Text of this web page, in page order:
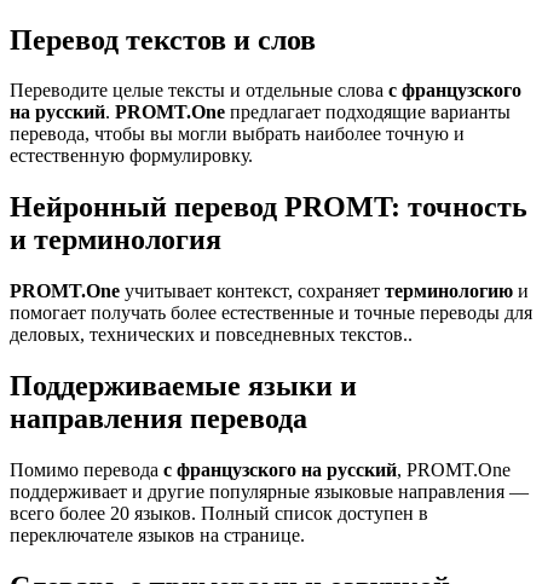
Перевод текстов и слов
Переводите целые тексты и отдельные слова с французского
на русский. PROMT.One предлагает подходящие варианты
перевода, чтобы вы могли выбрать наиболее точную и
естественную формулировку.
Нейронный перевод PROMT: точность
и терминология
PROMT.One учитывает контекст, сохраняет терминологию и
помогает получать более естественные и точные переводы для
деловых, технических и повседневных текстов..
Поддерживаемые языки и
направления перевода
Помимо перевода с французского на русский, PROMT.One
поддерживает и другие популярные языковые направления —
всего более 20 языков. Полный список доступен в
переключателе языков на странице.